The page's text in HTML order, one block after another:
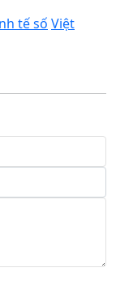
tế số Việt